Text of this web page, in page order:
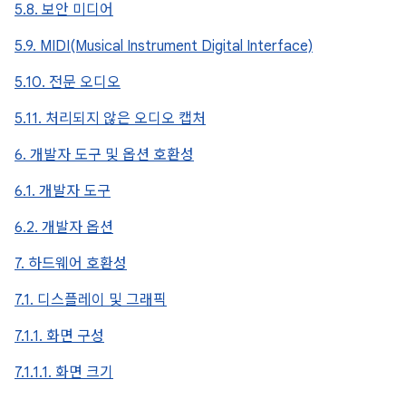
5.8. 보안 미디어
5.9. MIDI(Musical Instrument Digital Interface)
5.10. 전문 오디오
5.11. 처리되지 않은 오디오 캡처
6. 개발자 도구 및 옵션 호환성
6.1. 개발자 도구
6.2. 개발자 옵션
7. 하드웨어 호환성
7.1. 디스플레이 및 그래픽
7.1.1. 화면 구성
7.1.1.1. 화면 크기